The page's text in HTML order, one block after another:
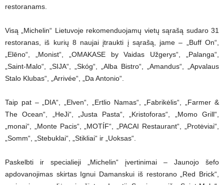
restoranams.
Visą „Michelin“ Lietuvoje rekomenduojamų vietų sąrašą sudaro 31
restoranas, iš kurių 8 naujai įtraukti į sąrašą, jame – „Buff On“,
„Elēno“, „Monist“, „OMAKASE by Vaidas Užgerys“, „Palanga“,
„Saint-Malo“, „SIJA“, „Skóg“, „Alba Bistro“, „Amandus“, „Apvalaus
Stalo Klubas“, „Arrivée“, „Da Antonio“.
Taip pat – „DIA“, „Elven“, „Ertlio Namas“, „Fabrikėlis“, „Farmer &
The Ocean“, „HeJi“, „Justa Pasta“, „Kristoforas“, „Momo Grill“,
„monai“, „Monte Pacis“, „MOTÍF“, „PACAI Restaurant“, „Protėviai“,
„Somm“, „Stebuklai“, „Stikliai“ ir „Uoksas“.
Paskelbti ir specialieji „Michelin“ įvertinimai – Jaunojo šefo
apdovanojimas skirtas Ignui Damanskui iš restorano „Red Brick“,